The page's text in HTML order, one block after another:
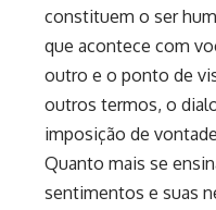
constituem o ser
que acontece com
outro e o ponto de
outros termos, o
imposição de
Quanto mais se
sentimentos e suas